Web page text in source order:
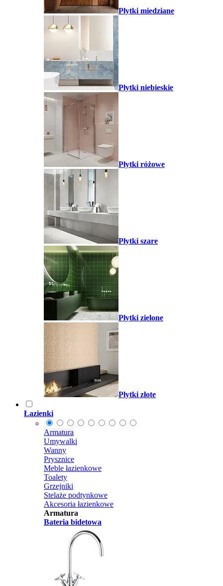
Płytki miedziane
Płytki niebieskie
Płytki różowe
Płytki szare
Płytki zielone
Płytki złote
Łazienki
Armatura
Umywalki
Wanny
Prysznice
Meble łazienkowe
Toalety
Grzejniki
Stelaże podtynkowe
Akcesoria łazienkowe
Armatura
Bateria bidetowa